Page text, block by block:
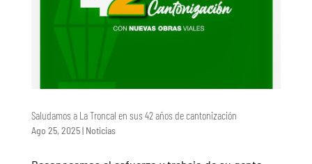
Saludamos a La Troncal en sus 42 años de cantonización
Ago 25, 2025| Noticias